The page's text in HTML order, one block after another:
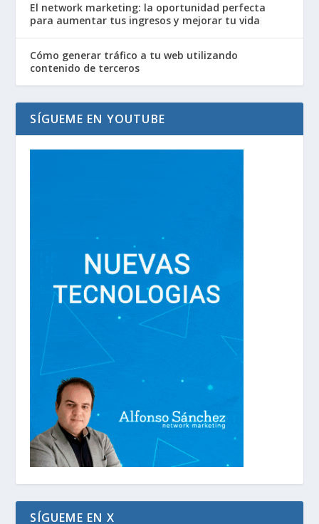
El network marketing: la oportunidad perfecta
para aumentar tus ingresos y mejorar tu vida
Cómo generar tráfico a tu web utilizando
contenido de terceros
SÍGUEME EN YOUTUBE
SÍGUEME EN X